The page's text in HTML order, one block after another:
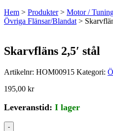
Hem > Produkter> Motor /
Övriga Flänsar/Blandat >
Skarvfläns 2,5′ stål
Artikelnr: HOM00915 Kategori:
195,00 kr
Leveranstid: I lager
-